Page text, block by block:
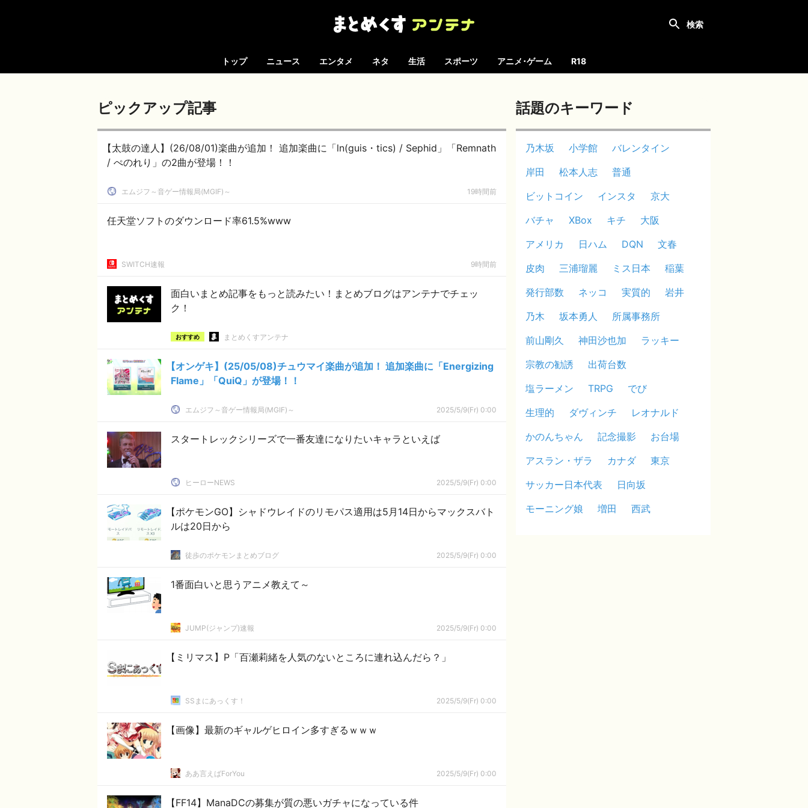
トップ ニュース エンタメ ネタ 生活 スポーツ アニメ･ゲーム R18
ピックアップ記事
【太鼓の達人】(26/08/01)楽曲が追加！ 追加楽曲に「ln(guis・tics) / Sephid」「Remnath
/ ぺのれり」の2曲が登場！！
エムジフ～音ゲー情報局(MGIF)～ 19時間前
任天堂ソフトのダウンロード率61.5%www
SWITCH速報 9時間前
面白いまとめ記事をもっと読みたい！まとめブログはアンテナでチェッ
ク！
おすすめ まとめくすアンテナ
【オンゲキ】(25/05/08)チュウマイ楽曲が追加！ 追加楽曲に「Energizing
Flame」「QuiQ」が登場！！
エムジフ～音ゲー情報局(MGIF)～ 2025/5/9(Fr) 0:00
スタートレックシリーズで一番友達になりたいキャラといえば
ヒーローNEWS 2025/5/9(Fr) 0:00
【ポケモンGO】シャドウレイドのリモパス適用は5月14日からマックスバト
ルは20日から
徒歩のポケモンまとめブログ 2025/5/9(Fr) 0:00
1番面白いと思うアニメ教えて～
JUMP(ジャンプ)速報 2025/5/9(Fr) 0:00
【ミリマス】P「百瀬莉緒を人気のないところに連れ込んだら？」
SSまにあっくす！ 2025/5/9(Fr) 0:00
【画像】最新のギャルゲヒロイン多すぎるｗｗｗ
ああ言えばForYou 2025/5/9(Fr) 0:00
【FF14】ManaDCの募集が質の悪いガチャになっている件
話題のキーワード
乃木坂 小学館
バレンタイン
岸田
松本人志
普通
ビットコイン
インスタ
京大
バチャ
XBox キチ
大阪
アメリカ
日ハム DQN
文春
皮肉
三浦瑠麗 ミス日本
稲葉
発行部数
ネッコ 実質的
岩井
乃木
坂本勇人
所属事務所
前山剛久
神田沙也加
ラッキー
宗教の勧誘
出荷台数
塩ラーメン
TRPG
でび
生理的
ダヴィンチ
レオナルド
かのんちゃん
記念撮影
お台場
アスラン・ザラ
カナダ
東京
サッカー日本代表
日向坂
モーニング娘
増田 西武